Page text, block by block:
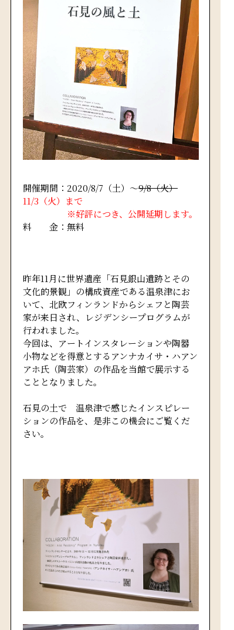
開催期間：2020/8/7（土）～9/8（火）
11/3（火）まで
※好評につき、公開延期します。
料 金：無料
昨年11月に世界遺産「石見銀山遺跡とその
文化的景観」の構成資産である温泉津にお
いて、北欧フィンランドからシェフと陶芸
家が来日され、レジデンシープログラムが
行われました。
今回は、アートインスタレーションや陶器
小物などを得意とするアンナカイサ・ハアン
アホ氏（陶芸家）の作品を当館で展示する
こととなりました。
石見の土で 温泉津で感じたインスピレー
ションの作品を、是非この機会にご覧くだ
さい。